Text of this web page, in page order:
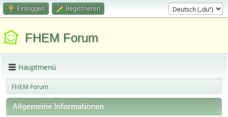
Einloggen Registrieren
FHEM Forum
Hauptmenü
FHEM Forum
Allgemeine Informationen